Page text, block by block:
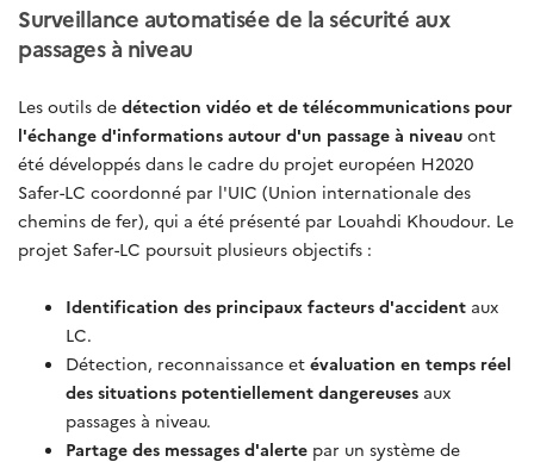
Surveillance automatisée de la sécurité aux
passages à niveau
Les outils de détection vidéo et de télécommunications pour
l'échange d'informations autour d'un passage à niveau ont
été développés dans le cadre du projet européen H2020
Safer-LC coordonné par l'UIC (Union internationale des
chemins de fer), qui a été présenté par Louahdi Khoudour. Le
projet Safer-LC poursuit plusieurs objectifs :
Identification des principaux facteurs d'accident aux
LC.
Détection, reconnaissance et évaluation en temps réel
des situations potentiellement dangereuses aux
passages à niveau.
Partage des messages d'alerte par un système de